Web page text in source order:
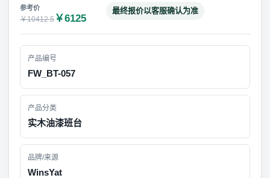
￥10412.5 ￥6125
最终报价以客服确认为准
产品编号
FW_BT-057
产品分类
实木油漆班台
品牌/来源
WinsYat